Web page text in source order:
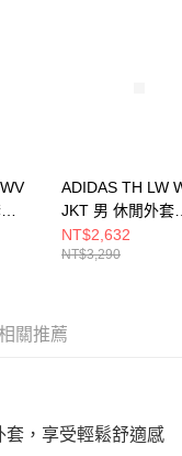
ADIDAS TH LW
JKT 男 休閒外套
KR2511
NT$2,632
NT$3,290
關推薦
套，享受輕鬆舒適感